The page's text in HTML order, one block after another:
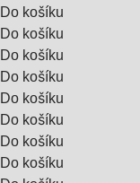
Do košíku
Do košíku
Do košíku
Do košíku
Do košíku
Do košíku
Do košíku
Do košíku